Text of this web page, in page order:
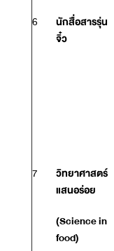
6
นักสื่อสารรุ่น
จิ๋ว
7
วิทยาศาสตร์
แสนอร่อย
(Science in
food)